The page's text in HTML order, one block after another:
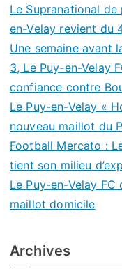
Le Supranational
en-Velay revient du
Une semaine avant
3, Le Puy-en-Velay
confiance contre
Le Puy-en-Velay «
nouveau maillot du
Football Mercato :
tient son milieu
Le Puy-en-Velay
maillot domicile
Archives